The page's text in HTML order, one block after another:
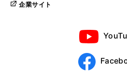
企業サイト